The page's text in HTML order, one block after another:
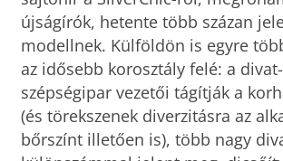
újságírók, hetente több százan
modellnek. Külföldön is egyre
az idősebb korosztály felé: a
szépségipar vezetői tágítják a
(és törekszenek diverzitásra az
bőrszínt illetően is), több nagy